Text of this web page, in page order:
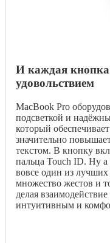
И каждая кнопка
удовольствием
MacBook Pro
подсветкой и
который
значительно
текстом. В кнопку
пальца Touch ID. Ну а
вовсе один из
множество жестов и
делая
интуитивным и